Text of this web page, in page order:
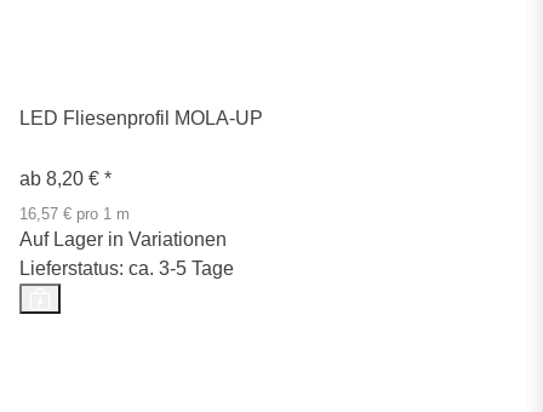
LED Fliesenprofil MOLA-UP
ab 8,20 € *
16,57 € pro 1 m
Auf Lager in Variationen
Lieferstatus: ca. 3-5 Tage